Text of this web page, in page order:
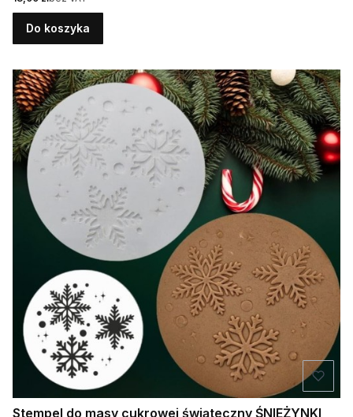
Do koszyka
Stempel do masy cukrowej świąteczny ŚNIEŻYNKI